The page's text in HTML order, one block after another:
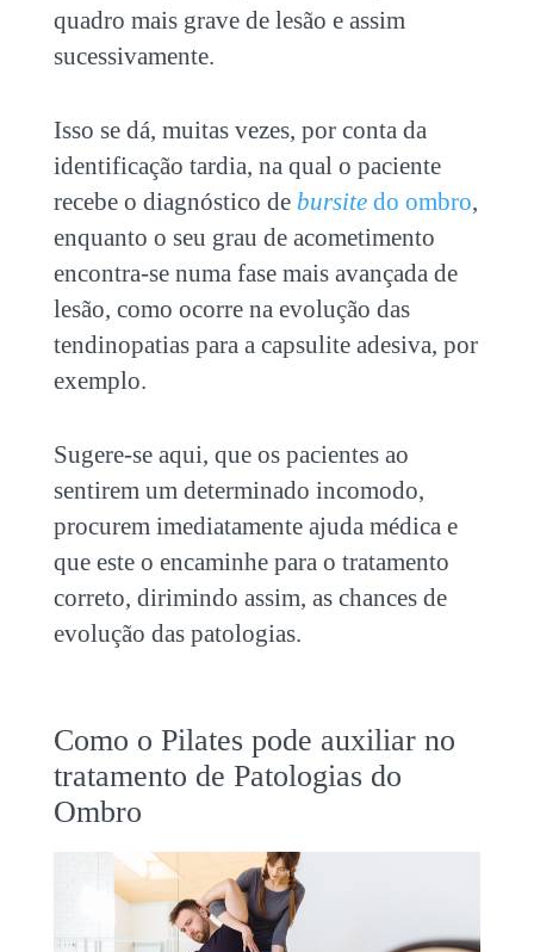
quadro mais grave de lesão e assim
sucessivamente.
Isso se dá, muitas vezes, por conta da
identificação tardia, na qual o paciente
recebe o diagnóstico de bursitedo ombro,
enquanto o seu grau de acometimento
encontra-se numa fase mais avançada de
lesão, como ocorre na evolução das
tendinopatias para a capsulite adesiva, por
exemplo.
Sugere-se aqui, que os pacientes ao
sentirem um determinado incomodo,
procurem imediatamente ajuda médica e
que este o encaminhe para o tratamento
correto, dirimindo assim, as chances de
evolução das patologias.
Como o Pilates pode auxiliar no
tratamento de Patologias do
Ombro